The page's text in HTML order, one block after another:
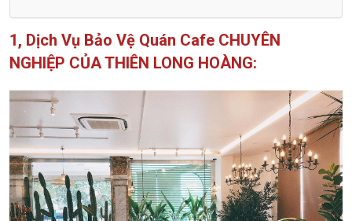
1, Dịch Vụ Bảo Vệ Quán Cafe CHUYÊN
NGHIỆP CỦA THIÊN LONG HOÀNG: